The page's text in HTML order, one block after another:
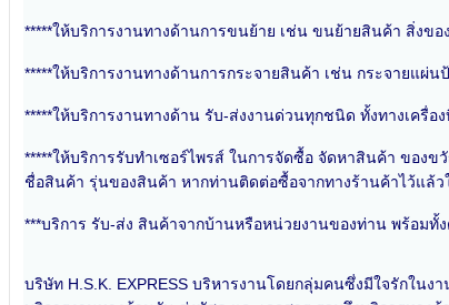
*****ให้บริการงานทางด้านการขนย้าย เช่น ขนย้ายสินค้า สิ่งข
*****ให้บริการงานทางด้านการกระจายสินค้า เช่น กระจายแ
*****ให้บริการงานทางด้าน รับ-ส่งงานด่วนทุกชนิด ทั้งทางเครื่
*****ให้บริการรับทำเซอร์ไพรส์ ในการจัดซื้อ จัดหาสินค้า ของ
ชื่อสินค้า รุ่นของสินค้า หากท่านติดต่อซื้อจากทางร้านค้าไว้แล้ว
***บริการ รับ-ส่ง สินค้าจากบ้านหรือหน่วยงานของท่าน พร้อมทั้
บริษัท H.S.K. EXPRESS บริหารงานโดยกลุ่มคนซึ่งมีใจรักใน